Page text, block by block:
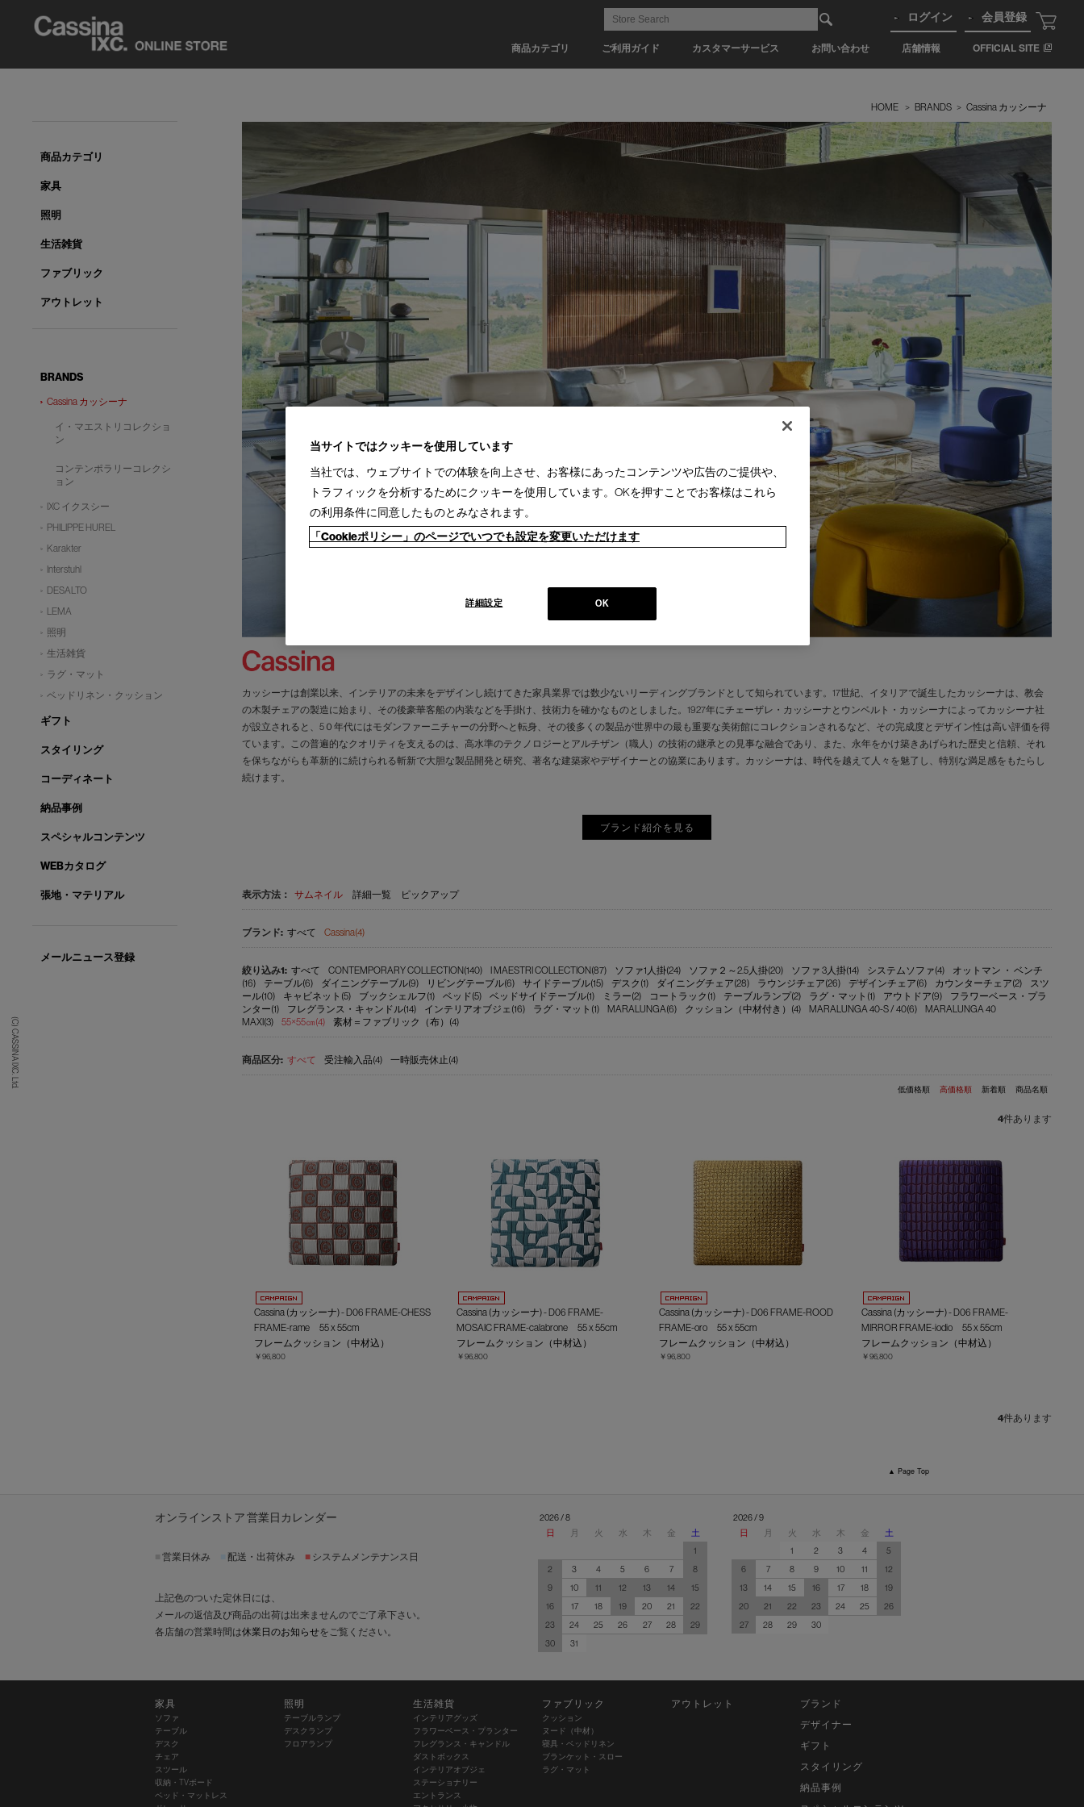
商品カテゴリ ご利用ガイド カスタマーサービス お問い合わせ 店舗情報 OFFICIAL SITE
ログイン 会員登録
(C) CASSINA IXC. Ltd.
HOME > BRANDS > Cassina カッシーナ
カッシーナは創業以来、インテリアの未来をデザインし続けてきた家具業界では数少ないリーディングブランドとして知られています。17世紀、イタリアで誕生したカッシーナは、教会
の木製チェアの製造に始まり、その後豪華客船の内装などを手掛け、技術力を確かなものとしました。1927年にチェーザレ・カッシーナとウンベルト・カッシーナによってカッシーナ社
が設立されると、5０年代にはモダンファーニチャーの分野へと転身、その後多くの製品が世界中の最も重要な美術館にコレクションされるなど、その完成度とデザイン性は高い評価を得
ています。この普遍的なクオリティを支えるのは、高水準のテクノロジーとアルチザン（職人）の技術の継承との見事な融合であり、また、永年をかけ築きあげられた歴史と信頼、それ
を保ちながらも革新的に続けられる斬新で大胆な製品開発と研究、著名な建築家やデザイナーとの協業にあります。カッシーナは、時代を越えて人々を魅了し、特別な満足感をもたらし
続けます。
ブランド紹介を見る
表示方法： サムネイル 詳細一覧 ピックアップ
すべて Cassina(4)
すべて CONTEMPORARY COLLECTION(140) I MAESTRI COLLECTION(87) ソファ1人掛(24) ソファ２～2.5人掛(20) ソファ 3人掛(14) システムソファ(4)
オットマン ・ ベンチ
(16)
テーブル(6) ダイニングテーブル(9) リビングテーブル(6) サイドテーブル(15) デスク(1) ダイニングチェア(28) ラウンジチェア(26) デザインチェア(6) カウンターチェア(2)
スツ
ール(10)
キャビネット(5) ブックシェルフ(1) ベッド(5) ベッドサイドテーブル(1) ミラー(2) コートラック(1) テーブルランプ(2) ラグ・マット(1) アウトドア(9)
フラワーベース・プラ
ンター(1)
フレグランス・キャンドル(14) インテリアオブジェ(16) ラグ・マット(1) MARALUNGA(6) クッション（中材付き）(4) MARALUNGA 40-S / 40(6)
MARALUNGA 40
MAXI(3)
55×55㎝(4) 素材＝ファブリック（布）(4)
すべて 受注輸入品(4) 一時販売休止(4)
低価格順 高価格順 新着順 商品名順
4件あります
Cassina (カッシーナ) - D06 FRAME-CHESS
FRAME-rame 55 x 55cm
フレームクッション（中材込）
￥96,800
Cassina (カッシーナ) - D06 FRAME-
MOSAIC FRAME-calabrone 55 x 55cm
フレームクッション（中材込）
￥96,800
Cassina (カッシーナ) - D06 FRAME-ROOD
FRAME-oro 55 x 55cm
フレームクッション（中材込）
￥96,800
Cassina (カッシーナ) - D06 FRAME-
MIRROR FRAME-iodio 55 x 55cm
フレームクッション（中材込）
￥96,800
4件あります
商品カテゴリ
家具
照明
生活雑貨
ファブリック
アウトレット
BRANDS
Cassina カッシーナ
イ・マエストリコレクショ
ン
コンテンポラリーコレクシ
ョン
IXC イクスシー
PHILIPPE HUREL
Karakter
Interstuhl
DESALTO
LEMA
照明
生活雑貨
ラグ・マット
ベッドリネン・クッション
ギフト
スタイリング
コーディネート
納品事例
スペシャルコンテンツ
WEBカタログ
張地・マテリアル
メールニュース登録
▲ Page Top
オンラインストア 営業日カレンダー
営業日休み 配送・出荷休み ■ システムメンテナンス日
上記色のついた定休日には、
メールの返信及び商品の出荷は出来ませんのでご了承下さい。
各店舗の営業時間は休業日のお知らせをご覧ください。
2026 / 8
日
月 火 水 木 金
土
1
2
3 4 5 6 7
8
9
10 11 12 13 14
15
16
17 18 19 20 21
22
23
24 25 26 27 28
29
30
31
2026 / 9
日
月 火 水 木 金
土
1
2 3 4
5
6
7 8 9 10 11
12
13
14 15 16 17 18
19
20
21 22 23 24 25
26
27
28 29 30
家具
ソファ
テーブル
デスク
チェア
スツール
収納・TVボード
ベッド・マットレス
照明
テーブルランプ
デスクランプ
フロアランプ
生活雑貨
インテリアグッズ
フラワーベース・プランター
フレグランス・キャンドル
ダストボックス
インテリアオブジェ
ステーショナリー
エントランス
ファブリック
クッション
ヌード（中材）
寝具・ベッドリネン
ブランケット・スロー
ラグ・マット
アウトレット
ブランド
デザイナー
ギフト
スタイリング
納品事例
当サイトではクッキーを使用しています
当社では、ウェブサイトでの体験を向上させ、お客様にあったコンテンツや広告のご提供や、
トラフィックを分析するためにクッキーを使用しています。OKを押すことでお客様はこれら
の利用条件に同意したものとみなされます。
「Cookieポリシー」のページでいつでも設定を変更いただけます
OK
詳細設定